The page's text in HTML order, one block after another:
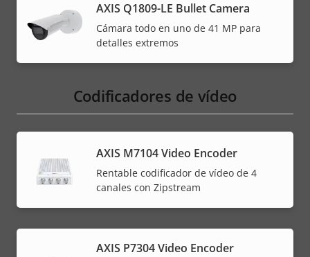
AXIS Q1809-LE Bullet Camera
Cámara todo en uno de 41 MP para
detalles extremos
Codificadores de vídeo
AXIS M7104 Video Encoder
Rentable codificador de vídeo de 4
canales con Zipstream
AXIS P7304 Video Encoder